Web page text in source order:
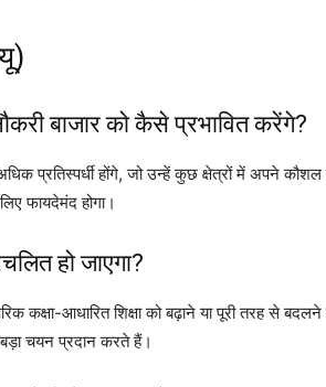
बाजार को कैसे प्रभावित करेंगे?
प्रतिस्पर्धी होंगे, जो उन्हें कुछ क्षेत्रों में अपने
फायदेमंद होगा।
हो जाएगा?
कक्षा-आधारित शिक्षा को बढ़ाने या पूरी तरह से
चयन प्रदान करते हैं।